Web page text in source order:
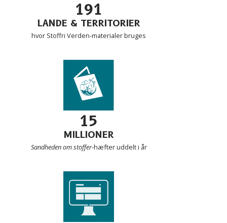
191
LANDE & TERRITORIER
hvor Stoffri Verden-materialer bruges
15
MILLIONER
Sandheden om stoffer-hæfter uddelt i år